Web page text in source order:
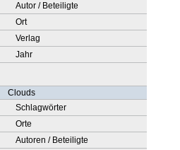
Autor / Beteiligte
Ort
Verlag
Jahr
Clouds
Schlagwörter
Orte
Autoren / Beteiligte